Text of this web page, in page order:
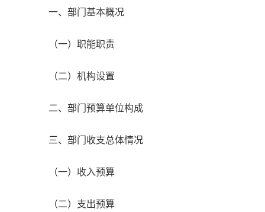
一、部门基本概况
（一）职能职责
（二）机构设置
二、部门预算单位构成
三、部门收支总体情况
（一）收入预算
（二）支出预算